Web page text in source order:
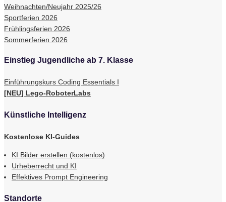
Weihnachten/Neujahr 2025/26
Sportferien 2026
Frühlingsferien 2026
Sommerferien 2026
Einstieg Jugendliche ab 7. Klasse
Einführungskurs Coding Essentials I
[NEU] Lego-RoboterLabs
Künstliche Intelligenz
Kostenlose KI-Guides
KI Bilder erstellen (kostenlos)
Urheberrecht und KI
Effektives Prompt Engineering
Standorte